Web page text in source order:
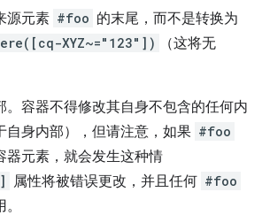
源元素 #foo 的末尾，而不是转换为
XYZ~="123"])
（这将无
。容器不得修改其自身不包含的任何内
自身内部），但请注意，如果 #foo
器元素，就会发生这种情
属性将被错误更改，并且任何 #foo